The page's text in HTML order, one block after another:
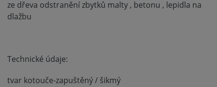
ze dřeva odstranění zbytků malty , betonu , lepidla na
dlažbu
Technické údaje:
tvar kotouče-zapuštěný / šikmý